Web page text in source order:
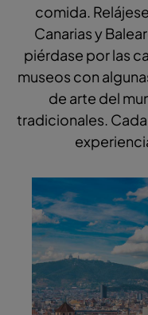
comida.
Canarias y
piérdase por las
museos con
de arte del
tradicionales.